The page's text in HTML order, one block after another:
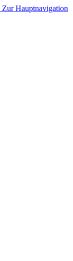
Zur Hauptnavigation